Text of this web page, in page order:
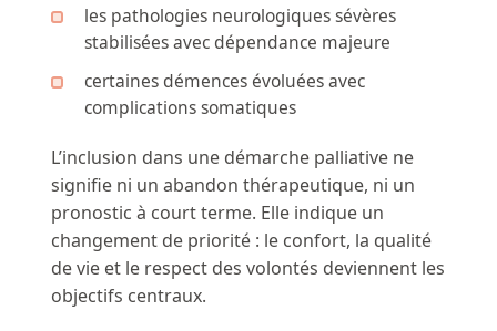
les pathologies neurologiques sévères
stabilisées avec dépendance majeure
certaines démences évoluées avec
complications somatiques
L’inclusion dans une démarche palliative ne
signifie ni un abandon thérapeutique, ni un
pronostic à court terme. Elle indique un
changement de priorité : le confort, la qualité
de vie et le respect des volontés deviennent les
objectifs centraux.